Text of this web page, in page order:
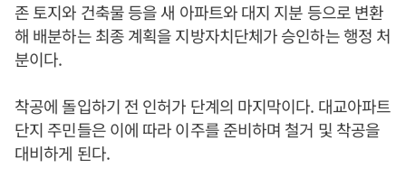
존 토지와 건축물 등을 새 아파트와 대지 지분 등으로 변환
해 배분하는 최종 계획을 지방자치단체가 승인하는 행정 처
분이다.
착공에 돌입하기 전 인허가 단계의 마지막이다. 대교아파트
단지 주민들은 이에 따라 이주를 준비하며 철거 및 착공을
대비하게 된다.